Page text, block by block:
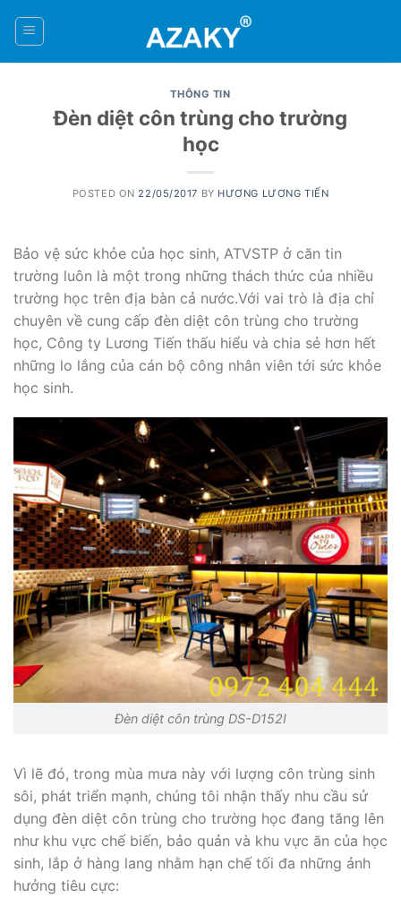
THÔNG TIN
Đèn diệt côn trùng cho trường
học
POSTED ON 22/05/2017 BY HƯƠNG LƯƠNG TIẾN
Bảo vệ sức khỏe của học sinh, ATVSTP ở căn tin
trường luôn là một trong những thách thức của nhiều
trường học trên địa bàn cả nước.Với vai trò là địa chỉ
chuyên về cung cấp đèn diệt côn trùng cho trường
học, Công ty Lương Tiến thấu hiểu và chia sẻ hơn hết
những lo lắng của cán bộ công nhân viên tới sức khỏe
học sinh.
Đèn diệt côn trùng DS-D152I
Vì lẽ đó, trong mùa mưa này với lượng côn trùng sinh
sôi, phát triển mạnh, chúng tôi nhận thấy nhu cầu sử
dụng đèn diệt côn trùng cho trường học đang tăng lên
như khu vực chế biến, bảo quản và khu vực ăn của học
sinh, lắp ở hàng lang nhằm hạn chế tối đa những ảnh
hưởng tiêu cực: